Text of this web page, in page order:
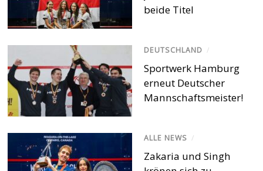
beide Titel
DEUTSCHLAND /
Sportwerk Hamburg
erneut Deutscher
Mannschaftsmeister!
ALLE NEWS /
Zakaria und Singh